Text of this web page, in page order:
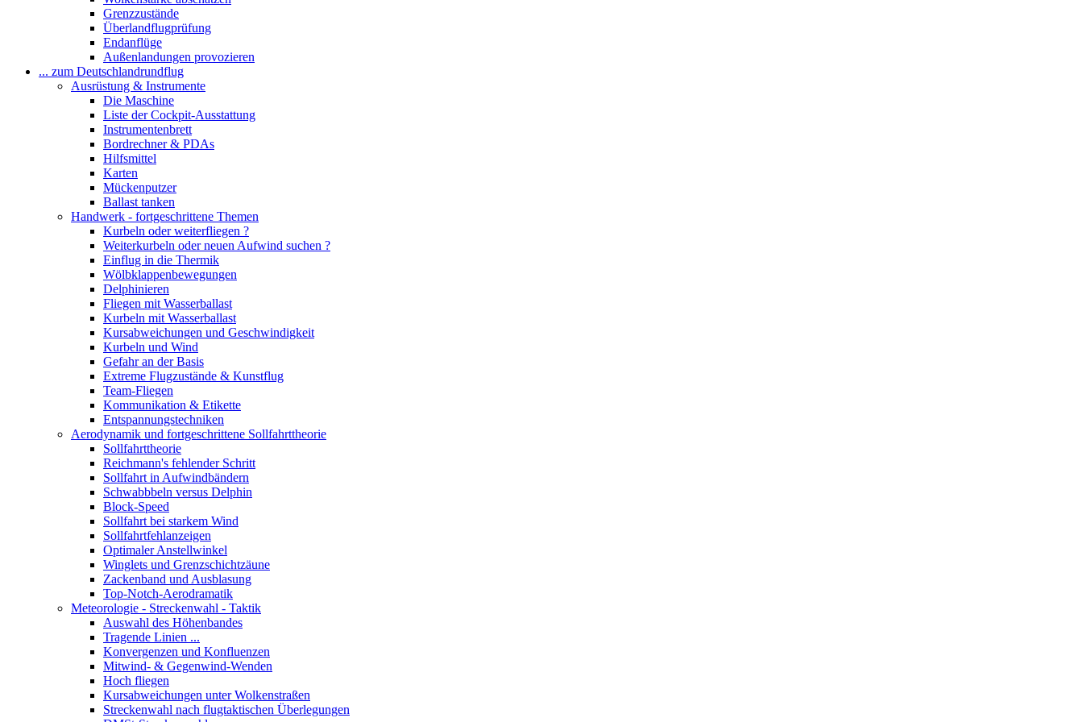
Grenzzustände
Überlandflugprüfung
Endanflüge
Außenlandungen provozieren
... zum Deutschlandrundflug
Ausrüstung & Instrumente
Die Maschine
Liste der Cockpit-Ausstattung
Instrumentenbrett
Bordrechner & PDAs
Hilfsmittel
Karten
Mückenputzer
Ballast tanken
Handwerk - fortgeschrittene Themen
Kurbeln oder weiterfliegen ?
Weiterkurbeln oder neuen Aufwind suchen ?
Einflug in die Thermik
Wölbklappenbewegungen
Delphinieren
Fliegen mit Wasserballast
Kurbeln mit Wasserballast
Kursabweichungen und Geschwindigkeit
Kurbeln und Wind
Gefahr an der Basis
Extreme Flugzustände & Kunstflug
Team-Fliegen
Kommunikation & Etikette
Entspannungstechniken
Aerodynamik und fortgeschrittene Sollfahrttheorie
Sollfahrttheorie
Reichmann's fehlender Schritt
Sollfahrt in Aufwindbändern
Schwabbbeln versus Delphin
Block-Speed
Sollfahrt bei starkem Wind
Sollfahrtfehlanzeigen
Optimaler Anstellwinkel
Winglets und Grenzschichtzäune
Zackenband und Ausblasung
Top-Notch-Aerodramatik
Meteorologie - Streckenwahl - Taktik
Auswahl des Höhenbandes
Tragende Linien ...
Konvergenzen und Konfluenzen
Mitwind- & Gegenwind-Wenden
Hoch fliegen
Kursabweichungen unter Wolkenstraßen
Streckenwahl nach flugtaktischen Überlegungen